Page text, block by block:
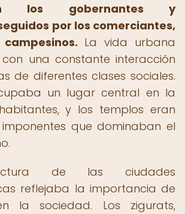
los gobernantes y
por los comerciantes,
La vida urbana
una constante interacción
de diferentes clases sociales.
un lugar central en la
y los templos eran
que dominaban el
de las ciudades
reflejaba la importancia de
la sociedad. Los zigurats,